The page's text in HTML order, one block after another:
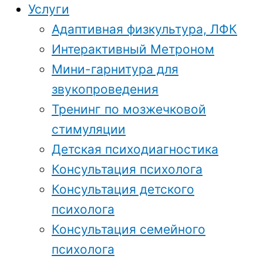
Услуги
Адаптивная физкультура, ЛФК
Интерактивный Метроном
Мини-гарнитура для
звукопроведения
Тренинг по мозжечковой
стимуляции
Детская психодиагностика
Консультация психолога
Консультация детского
психолога
Консультация семейного
психолога